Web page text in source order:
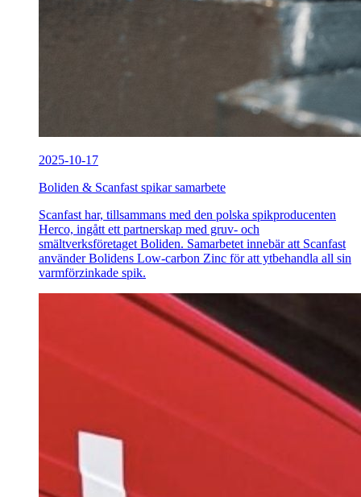
2025-10-17
Boliden & Scanfast spikar samarbete
Scanfast har, tillsammans med den polska spikproducenten
Herco, ingått ett partnerskap med gruv- och
smältverksföretaget Boliden. Samarbetet innebär att Scanfast
använder Bolidens Low-carbon Zinc för att ytbehandla all sin
varmförzinkade spik.